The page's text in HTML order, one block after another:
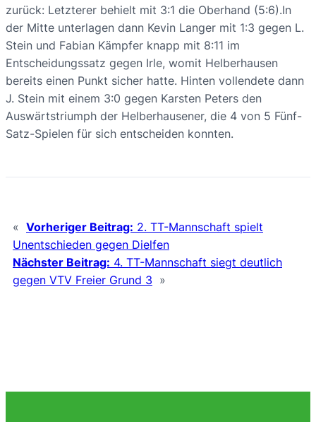
zurück: Letzterer behielt mit 3:1 die Oberhand (5:6).In
der Mitte unterlagen dann Kevin Langer mit 1:3 gegen L.
Stein und Fabian Kämpfer knapp mit 8:11 im
Entscheidungssatz gegen Irle, womit Helberhausen
bereits einen Punkt sicher hatte. Hinten vollendete dann
J. Stein mit einem 3:0 gegen Karsten Peters den
Auswärtstriumph der Helberhausener, die 4 von 5 Fünf-
Satz-Spielen für sich entscheiden konnten.
« Vorheriger Beitrag: 2. TT-Mannschaft spielt
Unentschieden gegen Dielfen
Nächster Beitrag: 4. TT-Mannschaft siegt deutlich
gegen VTV Freier Grund 3 »